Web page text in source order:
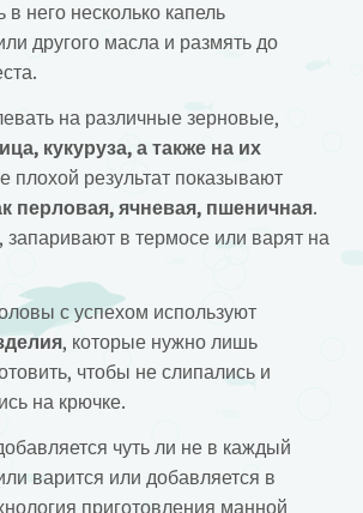
в него несколько капель
другого масла и размять до
на различные зерновые,
кукуруза, а также на их
плохой результат показывают
перловая, ячневая, пшеничная.
запаривают в термосе или варят на
с успехом используют
, которые нужно лишь
чтобы не слипались и
на крючке.
чуть ли не в каждый
варится или добавляется в
приготовления манной